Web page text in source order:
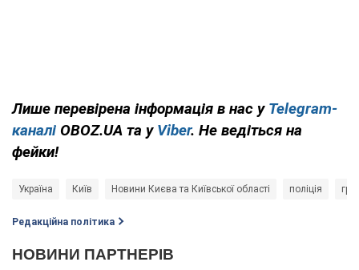
Лише перевірена інформація в нас у Telegram-
каналі OBOZ.UA та у Viber. Не ведіться на
фейки!
Україна Київ Новини Києва та Київської області поліція
Редакційна політика